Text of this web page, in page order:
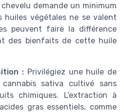
demande un minimum
huiles végétales ne se valent
peuvent faire la différence
des bienfaits de cette huile
: Privilégiez une huile de
sativa cultivé sans
chimiques. L’extraction à
gras essentiels, comme